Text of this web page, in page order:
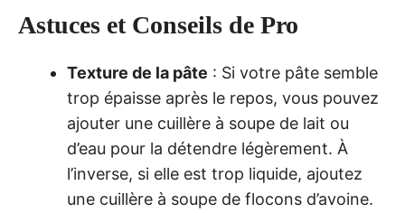
Astuces et Conseils de Pro
Texture de la pâte : Si votre pâte semble
trop épaisse après le repos, vous pouvez
ajouter une cuillère à soupe de lait ou
d’eau pour la détendre légèrement. À
l’inverse, si elle est trop liquide, ajoutez
une cuillère à soupe de flocons d’avoine.